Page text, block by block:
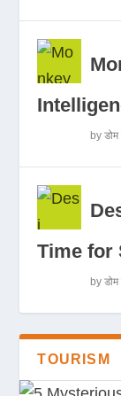
by
Time for
by
TOURISM